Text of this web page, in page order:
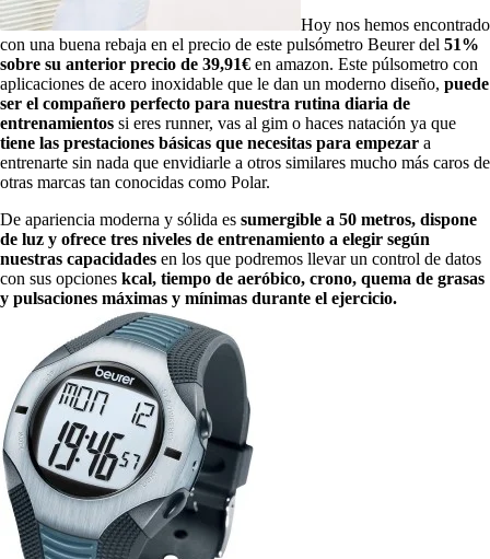
Hoy nos hemos encontrado
con una buena rebaja en el precio de este pulsómetro Beurer del 51%
sobre su anterior precio de 39,91€ en amazon. Este púlsometro con
aplicaciones de acero inoxidable que le dan un moderno diseño, puede
ser el compañero perfecto para nuestra rutina diaria de
entrenamientos si eres runner, vas al gim o haces natación ya que
tiene las prestaciones básicas que necesitas para empezar a
entrenarte sin nada que envidiarle a otros similares mucho más caros de
otras marcas tan conocidas como Polar.
De apariencia moderna y sólida es sumergible a 50 metros, dispone
de luz y ofrece tres niveles de entrenamiento a elegir según
nuestras capacidades en los que podremos llevar un control de datos
con sus opciones kcal, tiempo de aeróbico, crono, quema de grasas
y pulsaciones máximas y mínimas durante el ejercicio.